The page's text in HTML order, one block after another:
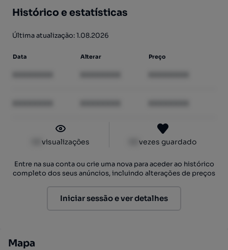
Histórico e estatísticas
Última atualização: 1.08.2026
Data Alterar Preço
visualizações vezes guardado
Entre na sua conta ou crie uma nova para aceder ao histórico
completo dos seus anúncios, incluindo alterações de preços
Iniciar sessão e ver detalhes
Mapa